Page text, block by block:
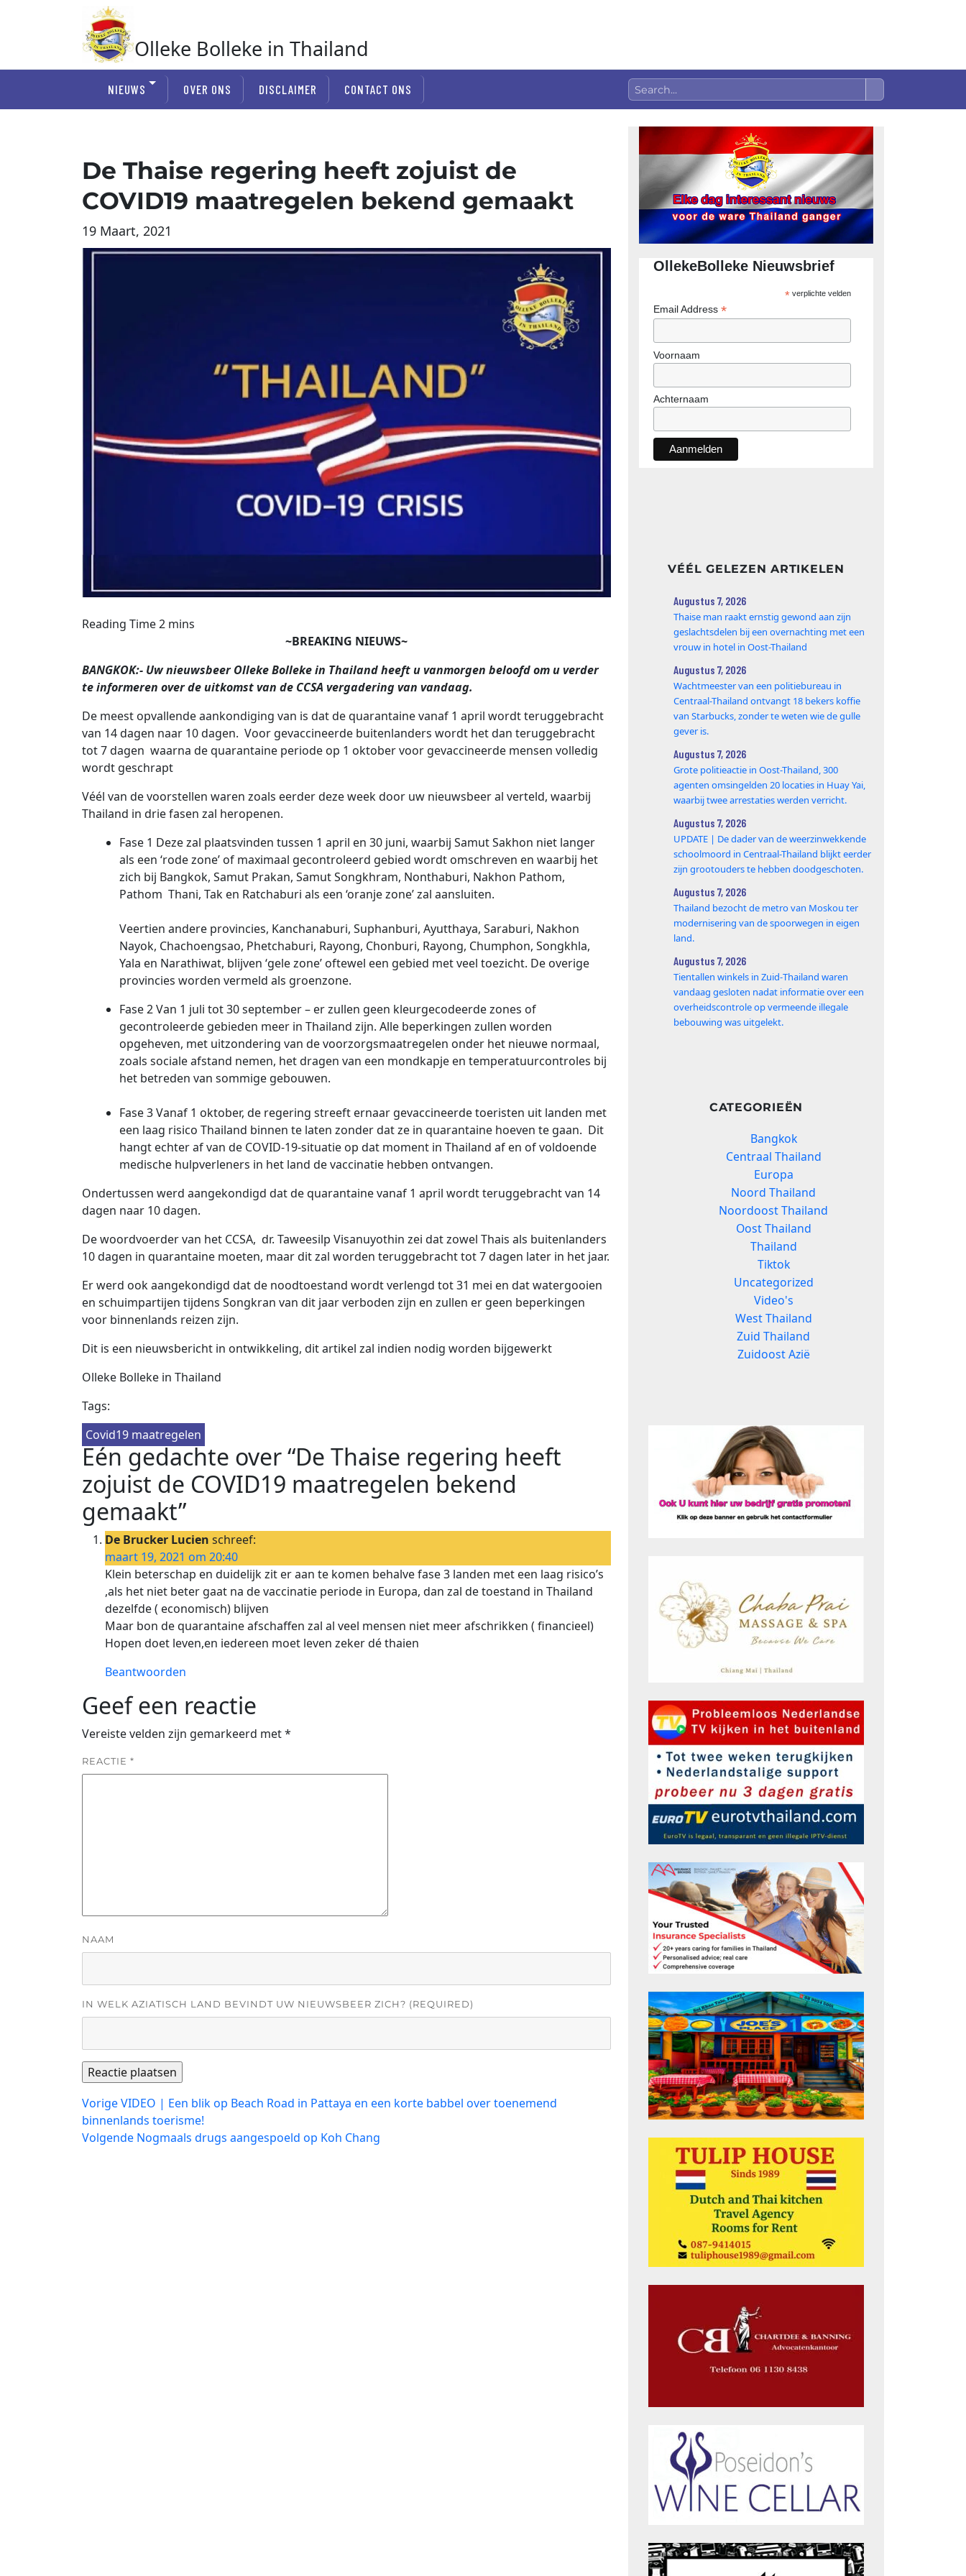
Olleke Bolleke in Thailand
NIEUWS OVER ONS DISCLAIMER CONTACT ONS
De Thaise regering heeft zojuist de
COVID19 maatregelen bekend gemaakt
19 Maart, 2021
~BREAKING NIEUWS~
BANGKOK:- Uw nieuwsbeer Olleke Bolleke in Thailand heeft u vanmorgen beloofd om u verder
te informeren over de uitkomst van de CCSA vergadering van vandaag.
De meest opvallende aankondiging van is dat de quarantaine vanaf 1 april wordt teruggebracht
van 14 dagen naar 10 dagen. Voor gevaccineerde buitenlanders wordt het dan teruggebracht
tot 7 dagen waarna de quarantaine periode op 1 oktober voor gevaccineerde mensen volledig
wordt geschrapt
Véél van de voorstellen waren zoals eerder deze week door uw nieuwsbeer al verteld, waarbij
Thailand in drie fasen zal heropenen.
Fase 1 Deze zal plaatsvinden tussen 1 april en 30 juni, waarbij Samut Sakhon niet langer
als een ‘rode zone’ of maximaal gecontroleerd gebied wordt omschreven en waarbij het
zich bij Bangkok, Samut Prakan, Samut Songkhram, Nonthaburi, Nakhon Pathom,
Pathom Thani, Tak en Ratchaburi als een ‘oranje zone’ zal aansluiten.
Veertien andere provincies, Kanchanaburi, Suphanburi, Ayutthaya, Saraburi, Nakhon
Nayok, Chachoengsao, Phetchaburi, Rayong, Chonburi, Rayong, Chumphon, Songkhla,
Yala en Narathiwat, blijven ‘gele zone’ oftewel een gebied met veel toezicht. De overige
provincies worden vermeld als groenzone.
Fase 2 Van 1 juli tot 30 september – er zullen geen kleurgecodeerde zones of
gecontroleerde gebieden meer in Thailand zijn. Alle beperkingen zullen worden
opgeheven, met uitzondering van de voorzorgsmaatregelen onder het nieuwe normaal,
zoals sociale afstand nemen, het dragen van een mondkapje en temperatuurcontroles bij
het betreden van sommige gebouwen.
Fase 3 Vanaf 1 oktober, de regering streeft ernaar gevaccineerde toeristen uit landen met
een laag risico Thailand binnen te laten zonder dat ze in quarantaine hoeven te gaan. Dit
hangt echter af van de COVID-19-situatie op dat moment in Thailand af en of voldoende
medische hulpverleners in het land de vaccinatie hebben ontvangen.
Ondertussen werd aangekondigd dat de quarantaine vanaf 1 april wordt teruggebracht van 14
dagen naar 10 dagen.
De woordvoerder van het CCSA, dr. Taweesilp Visanuyothin zei dat zowel Thais als buitenlanders
10 dagen in quarantaine moeten, maar dit zal worden teruggebracht tot 7 dagen later in het jaar.
Er werd ook aangekondigd dat de noodtoestand wordt verlengd tot 31 mei en dat watergooien
en schuimpartijen tijdens Songkran van dit jaar verboden zijn en zullen er geen beperkingen
voor binnenlands reizen zijn.
Dit is een nieuwsbericht in ontwikkeling, dit artikel zal indien nodig worden bijgewerkt
Olleke Bolleke in Thailand
Tags:
Covid19 maatregelen
Eén gedachte over “De Thaise regering heeft
zojuist de COVID19 maatregelen bekend
gemaakt”
De Brucker Lucien schreef:
maart 19, 2021 om 20:40
Klein beterschap en duidelijk zit er aan te komen behalve fase 3 landen met een laag risico’s
,als het niet beter gaat na de vaccinatie periode in Europa, dan zal de toestand in Thailand
dezelfde ( economisch) blijven
Maar bon de quarantaine afschaffen zal al veel mensen niet meer afschrikken ( financieel)
Hopen doet leven,en iedereen moet leven zeker dé thaien
Beantwoorden
Geef een reactie
Vereiste velden zijn gemarkeerd met*
REACTIE *
NAAM
IN WELK AZIATISCH LAND BEVINDT UW NIEUWSBEER ZICH? (REQUIRED)
Bericht
navigatie
VorigeVorig
bericht:
VIDEO | Een blik op Beach Road in Pattaya en een korte babbel over toenemend
binnenlands toerisme!
Volgende Volgend
Nogmaals drugs aangespoeld op Koh Chang
OllekeBolleke Nieuwsbrief
*verplichte velden
Email Address *
Voornaam
Achternaam
VÉÉL GELEZEN ARTIKELEN
Augustus 7, 2026
Thaise man raakt ernstig gewond aan zijn
geslachtsdelen bij een overnachting met een
vrouw in hotel in Oost-Thailand
Augustus 7, 2026
Wachtmeester van een politiebureau in
Centraal-Thailand ontvangt 18 bekers koffie
van Starbucks, zonder te weten wie de gulle
gever is.
Augustus 7, 2026
Grote politieactie in Oost-Thailand, 300
agenten omsingelden 20 locaties in Huay Yai,
waarbij twee arrestaties werden verricht.
Augustus 7, 2026
UPDATE | De dader van de weerzinwekkende
schoolmoord in Centraal-Thailand blijkt eerder
zijn grootouders te hebben doodgeschoten.
Augustus 7, 2026
Thailand bezocht de metro van Moskou ter
modernisering van de spoorwegen in eigen
land.
Augustus 7, 2026
Tientallen winkels in Zuid‑Thailand waren
vandaag gesloten nadat informatie over een
overheidscontrole op vermeende illegale
bebouwing was uitgelekt.
CATEGORIEËN
Bangkok
Centraal Thailand
Europa
Noord Thailand
Noordoost Thailand
Oost Thailand
Thailand
Tiktok
Uncategorized
Video's
West Thailand
Zuid Thailand
Zuidoost Azië